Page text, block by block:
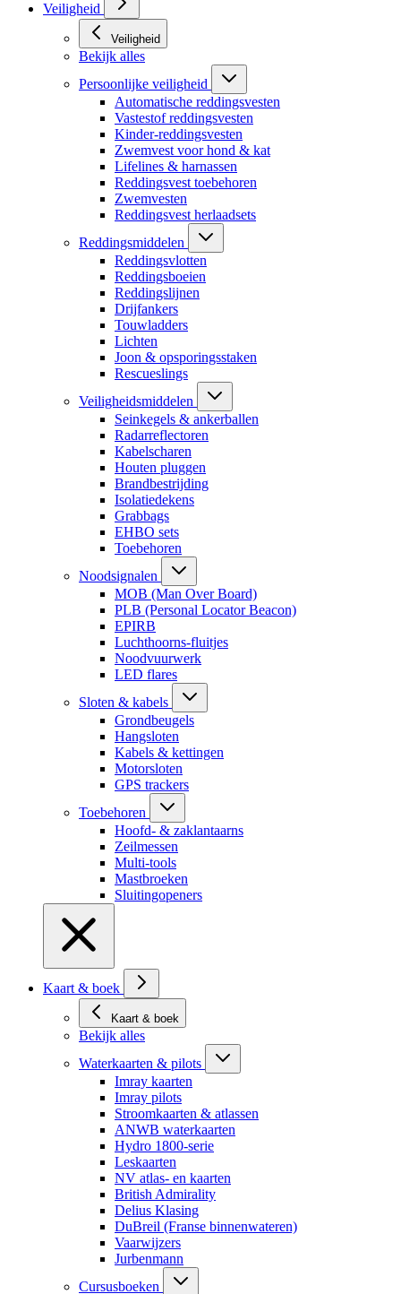
Veiligheid
Veiligheid
Bekijk alles
Persoonlijke veiligheid
Automatische reddingsvesten
Vastestof reddingsvesten
Kinder-reddingsvesten
Zwemvest voor hond & kat
Lifelines & harnassen
Reddingsvest toebehoren
Zwemvesten
Reddingsvest herlaadsets
Reddingsmiddelen
Reddingsvlotten
Reddingsboeien
Reddingslijnen
Drijfankers
Touwladders
Lichten
Joon & opsporingsstaken
Rescueslings
Veiligheidsmiddelen
Seinkegels & ankerballen
Radarreflectoren
Kabelscharen
Houten pluggen
Brandbestrijding
Isolatiedekens
Grabbags
EHBO sets
Toebehoren
Noodsignalen
MOB (Man Over Board)
PLB (Personal Locator Beacon)
EPIRB
Luchthoorns-fluitjes
Noodvuurwerk
LED flares
Sloten & kabels
Grondbeugels
Hangsloten
Kabels & kettingen
Motorsloten
GPS trackers
Toebehoren
Hoofd- & zaklantaarns
Zeilmessen
Multi-tools
Mastbroeken
Sluitingopeners
Kaart & boek
Kaart & boek
Bekijk alles
Waterkaarten & pilots
Imray kaarten
Imray pilots
Stroomkaarten & atlassen
ANWB waterkaarten
Hydro 1800-serie
Leskaarten
NV atlas- en kaarten
British Admirality
Delius Klasing
DuBreil (Franse binnenwateren)
Vaarwijzers
Jurbenmann
Cursusboeken